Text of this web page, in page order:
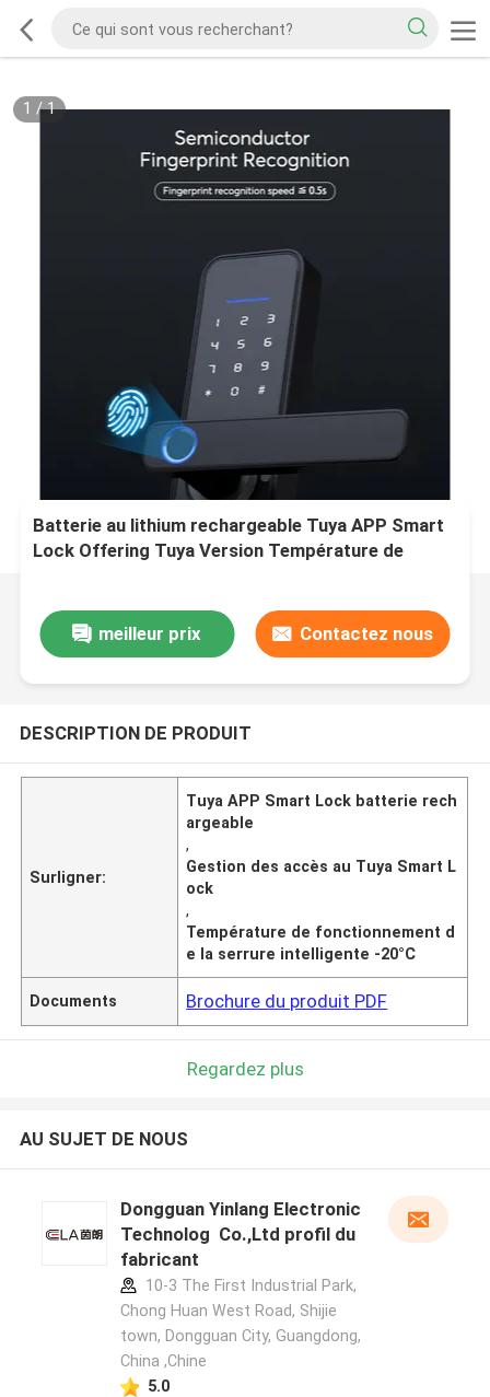
1 /1
Batterie au lithium rechargeable Tuya APP Smart
Lock Offering Tuya Version Température de
meilleur prix
Contactez nous
DESCRIPTION DE PRODUIT
Surligner:
Tuya APP Smart Lock batterie rech
argeable
,
Gestion des accès au Tuya Smart L
ock
,
Température de fonctionnement d
e la serrure intelligente -20°C
Documents Brochure du produit PDF
Regardez plus
AU SUJET DE NOUS
Dongguan Yinlang Electronic
Technolog Co.,Ltd profil du
fabricant
10-3 The First Industrial Park,
Chong Huan West Road, Shijie
town, Dongguan City, Guangdong,
China ,Chine
5.0